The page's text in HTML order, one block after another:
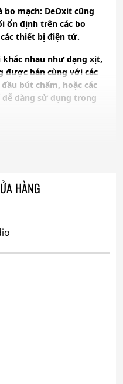
bo mạch: DeOxit cũng
ổn định trên các bo
thiết bị điện tử.
khác nhau như dạng xịt,
được bán cùng với các
bút chấm, hoặc các
dàng sử dụng trong
HÀNG